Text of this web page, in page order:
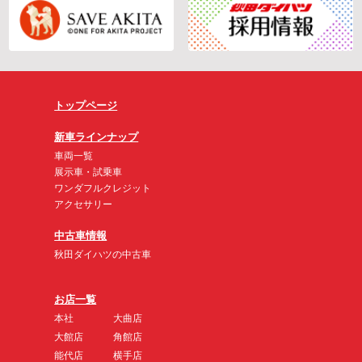
トップページ
新車ラインナップ
車両一覧
展示車・試乗車
ワンダフルクレジット
アクセサリー
中古車情報
秋田ダイハツの中古車
お店一覧
本社
大館店
能代店
大曲店
角館店
横手店